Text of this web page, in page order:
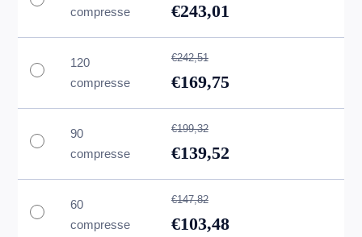
compresse
€243,01
120
compresse
€242,51
€169,75
90
compresse
€199,32
€139,52
60
compresse
€147,82
€103,48